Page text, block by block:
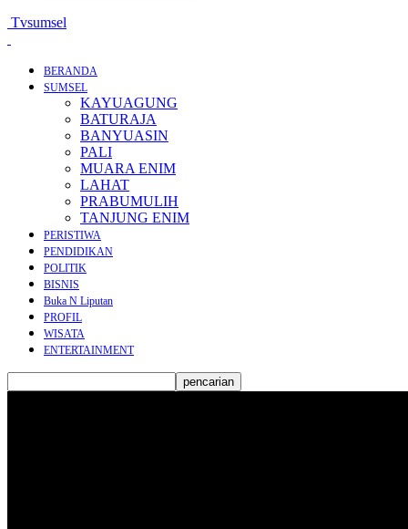
Tvsumsel
BERANDA
SUMSEL
KAYUAGUNG
BATURAJA
BANYUASIN
PALI
MUARA ENIM
LAHAT
PRABUMULIH
TANJUNG ENIM
PERISTIWA
PENDIDIKAN
POLITIK
BISNIS
Buka N Liputan
PROFIL
WISATA
ENTERTAINMENT